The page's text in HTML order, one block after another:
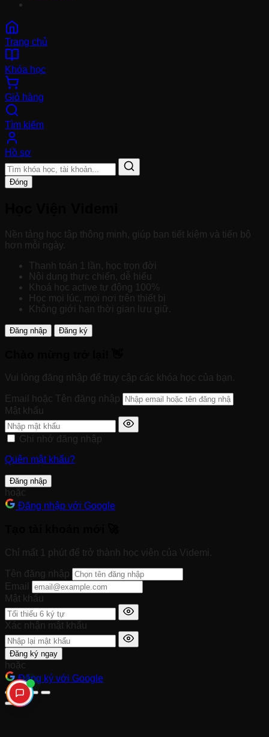
Trang chủ
Khóa học
Giỏ hàng
Tìm kiếm
Hồ sơ
Đóng
Nền tảng học tập thông minh, giúp bạn tiết kiệm và tiến bộ
hơn mỗi ngày.
Thanh toán 1 lần, học trọn đời
Nội dung thực chiến, dễ hiểu
Khoá học active tự động 100%
Học mọi lúc, mọi nơi trên thiết bị
Không giới hạn thời gian lưu giữ.
Đăng nhập Đăng ký
Vui lòng đăng nhập để truy cập các khóa học của bạn.
Email hoặc Tên đăng nhập
Mật khẩu
Ghi nhớ đăng nhập
Quên mật khẩu?
Đăng nhập
hoặc
Đăng nhập với Google
Chỉ mất 1 phút để trở thành học viên của Videmi.
Tên đăng nhập
Email
Mật khẩu
Xác nhận mật khẩu
Đăng ký ngay
hoặc
Đăng ký với Google